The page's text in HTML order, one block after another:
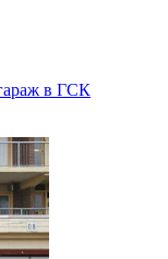
в ГСК